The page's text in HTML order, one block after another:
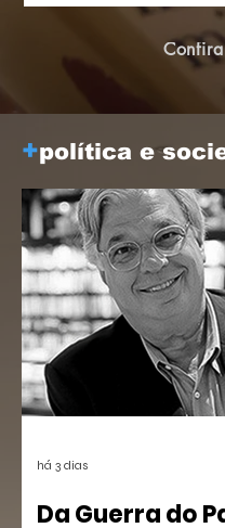
O evento será híbrido,
Brasileiro de Altos
UFRJ), das 15:30 às
+política e
Da Guerra do
há 3 dias